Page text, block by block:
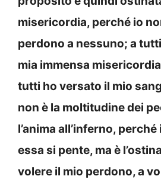
misericordia, perché io
perdono a nessuno; a
mia immensa
tutti ho versato il mio
non è la moltitudine dei
l’anima all’inferno,
essa si pente, ma è
volere il mio perdono, a